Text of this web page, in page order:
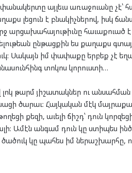
այլեւս առաջուանը չէ՝
լեցուն է բնակիչներով, իսկ
արցախահայութիւնը հաւաքուած
ընթացքին ես քաղաքս
Սակայն իմ փափաքը երբեք չէ
տոկոս կորուստի…
թարմ յիշատակներ ու
ծարաւ: Հայկական մէկ
քեզի, աւելի ճիշդ՝ դուն
Ամէն անգամ դուն կը ստիպես
ծածուկ կը պահես իմ